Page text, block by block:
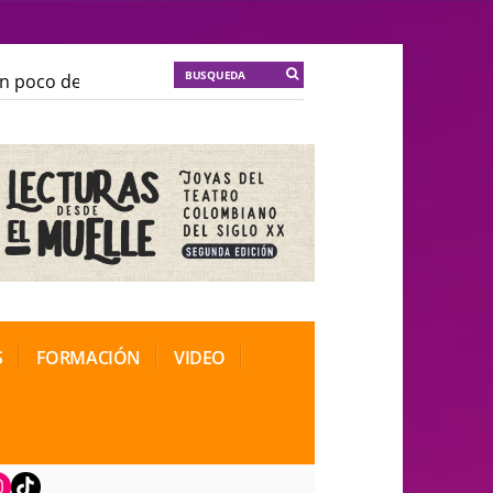
de locura para la cordura KT :: |
de Teatro Rosa
FORMACIÓN VIDEO
TikTok